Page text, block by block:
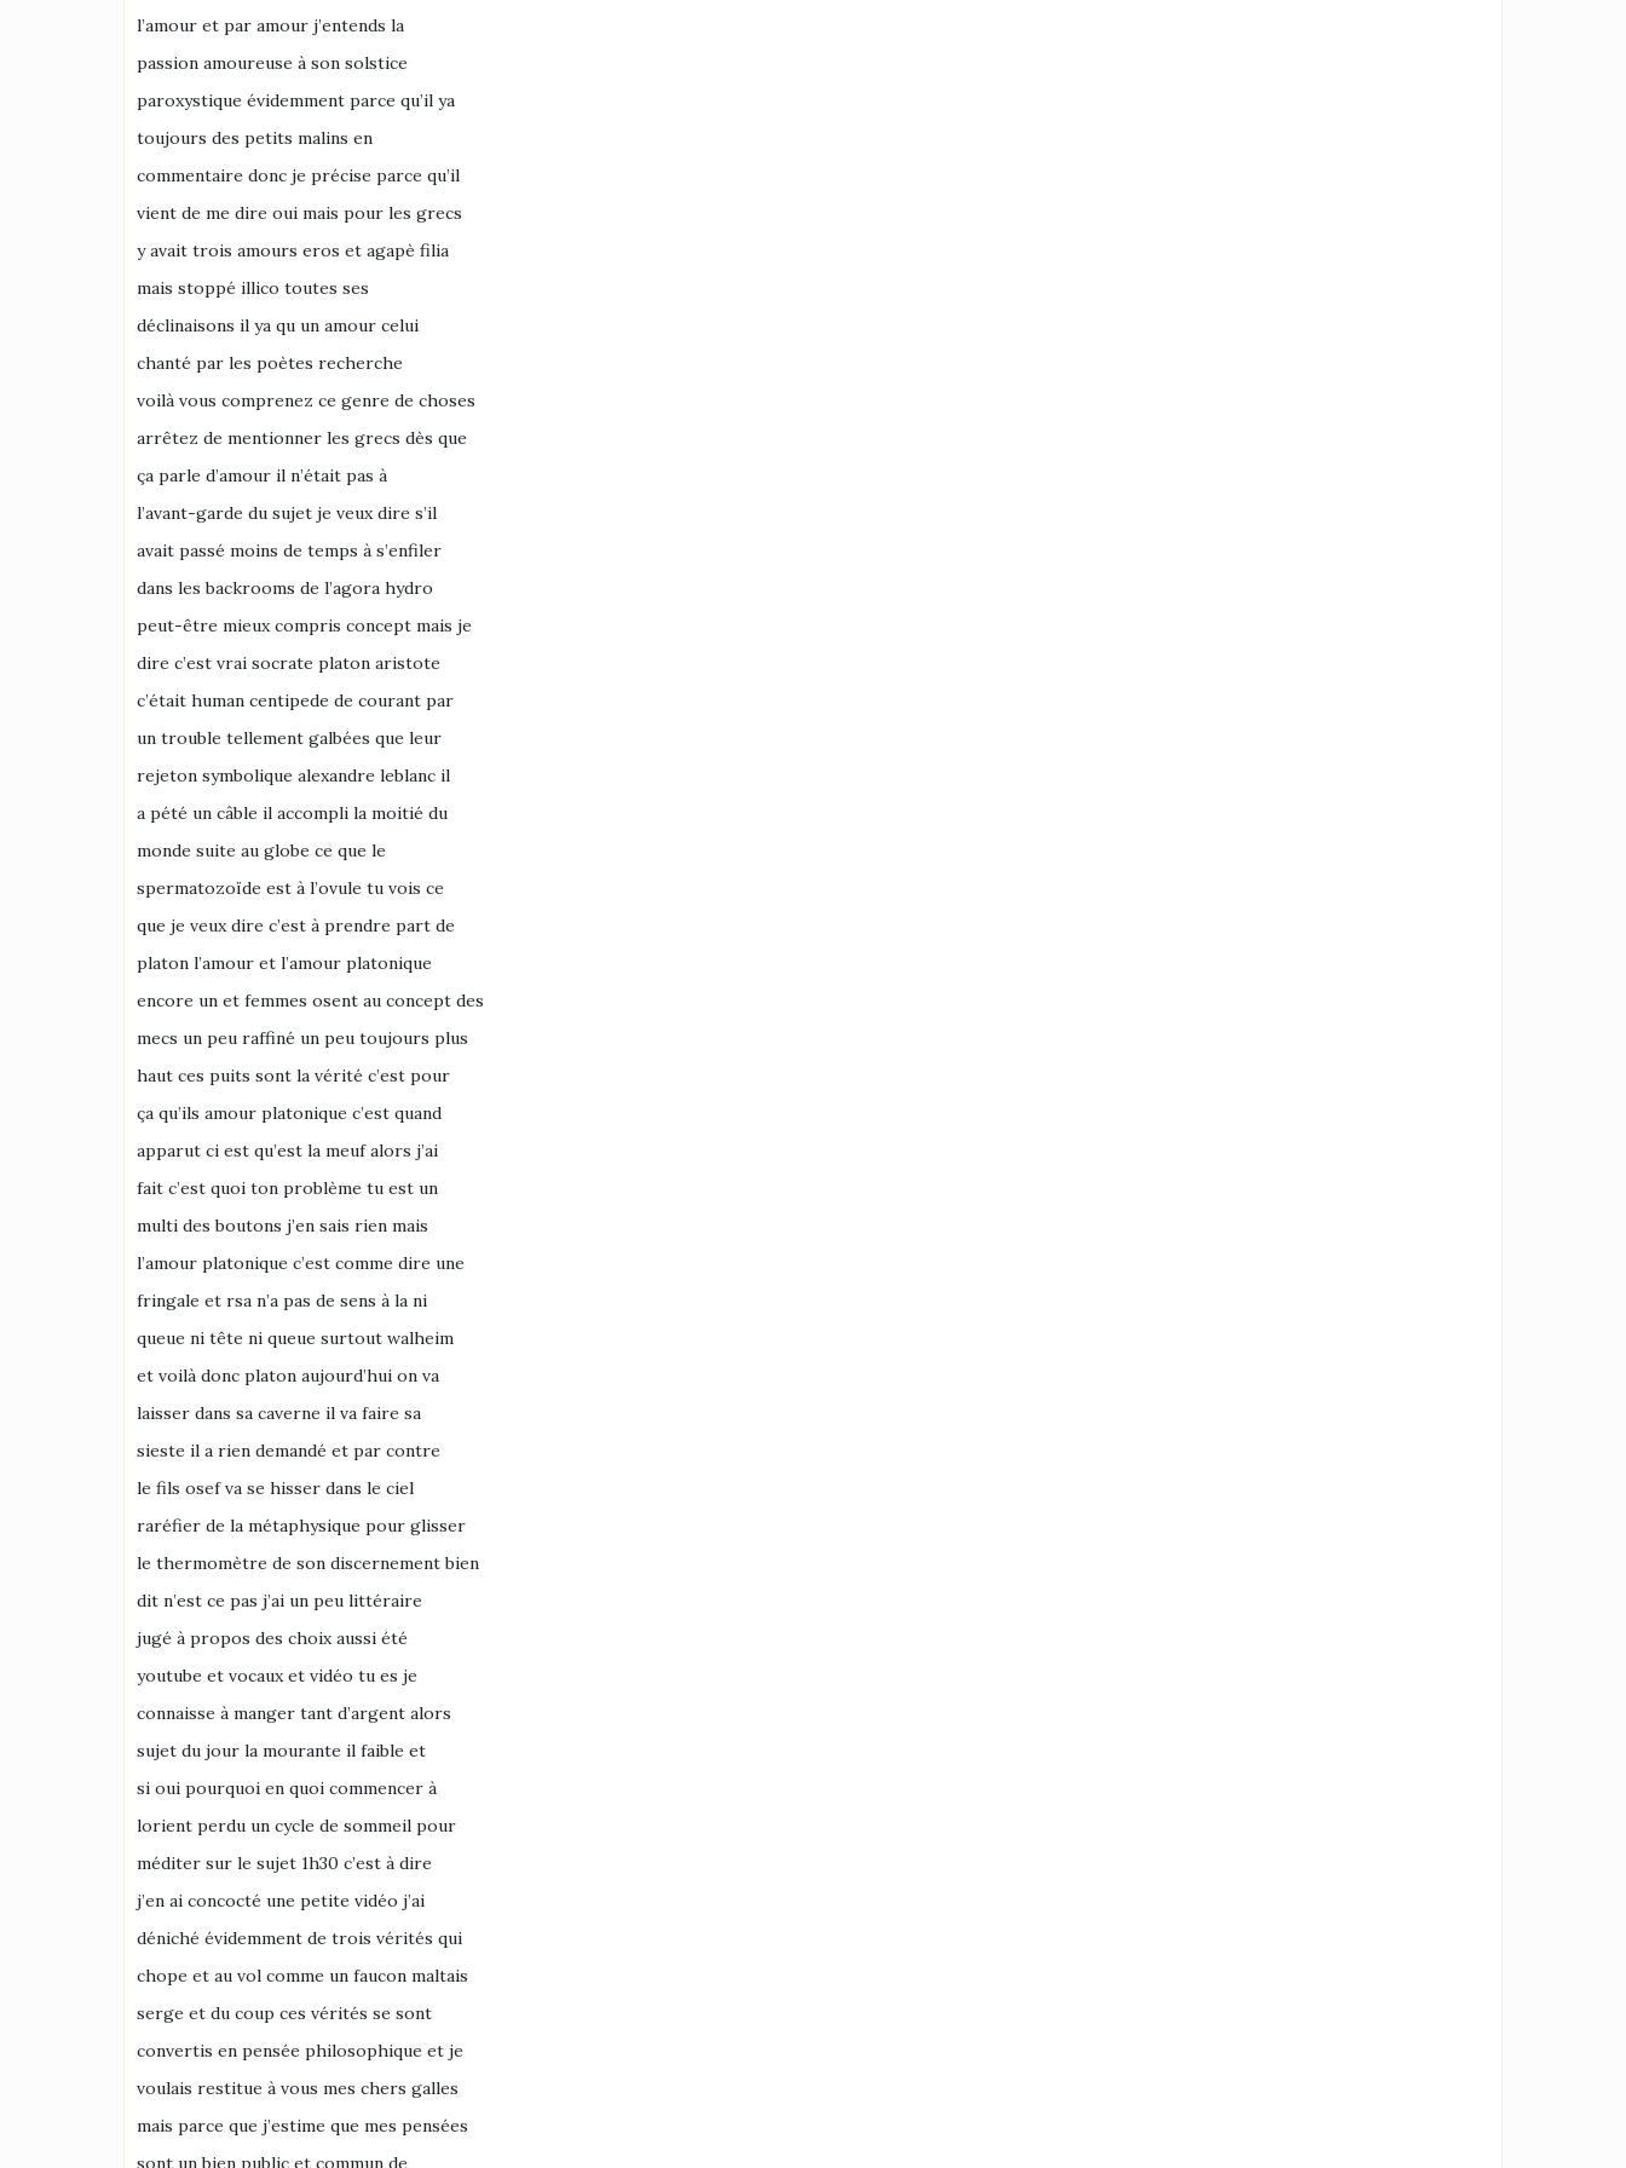
l’amour et par amour j’entends la
passion amoureuse à son solstice
paroxystique évidemment parce qu’il ya
toujours des petits malins en
commentaire donc je précise parce qu’il
vient de me dire oui mais pour les grecs
y avait trois amours eros et agapè filia
mais stoppé illico toutes ses
déclinaisons il ya qu un amour celui
chanté par les poètes recherche
voilà vous comprenez ce genre de choses
arrêtez de mentionner les grecs dès que
ça parle d’amour il n’était pas à
l’avant-garde du sujet je veux dire s’il
avait passé moins de temps à s’enfiler
dans les backrooms de l’agora hydro
peut-être mieux compris concept mais je
dire c’est vrai socrate platon aristote
c’était human centipede de courant par
un trouble tellement galbées que leur
rejeton symbolique alexandre leblanc il
a pété un câble il accompli la moitié du
monde suite au globe ce que le
spermatozoïde est à l’ovule tu vois ce
que je veux dire c’est à prendre part de
platon l’amour et l’amour platonique
encore un et femmes osent au concept des
mecs un peu raffiné un peu toujours plus
haut ces puits sont la vérité c’est pour
ça qu’ils amour platonique c’est quand
apparut ci est qu’est la meuf alors j’ai
fait c’est quoi ton problème tu est un
multi des boutons j’en sais rien mais
l’amour platonique c’est comme dire une
fringale et rsa n’a pas de sens à la ni
queue ni tête ni queue surtout walheim
et voilà donc platon aujourd’hui on va
laisser dans sa caverne il va faire sa
sieste il a rien demandé et par contre
le fils osef va se hisser dans le ciel
raréfier de la métaphysique pour glisser
le thermomètre de son discernement bien
dit n’est ce pas j’ai un peu littéraire
jugé à propos des choix aussi été
youtube et vocaux et vidéo tu es je
connaisse à manger tant d’argent alors
sujet du jour la mourante il faible et
si oui pourquoi en quoi commencer à
lorient perdu un cycle de sommeil pour
méditer sur le sujet 1h30 c’est à dire
j’en ai concocté une petite vidéo j’ai
déniché évidemment de trois vérités qui
chope et au vol comme un faucon maltais
serge et du coup ces vérités se sont
convertis en pensée philosophique et je
voulais restitue à vous mes chers galles
mais parce que j’estime que mes pensées
sont un bien public et commun de